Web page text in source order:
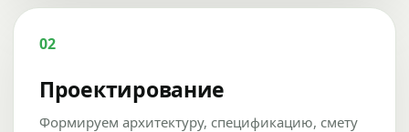
02
Проектирование
Формируем архитектуру, спецификацию, смету